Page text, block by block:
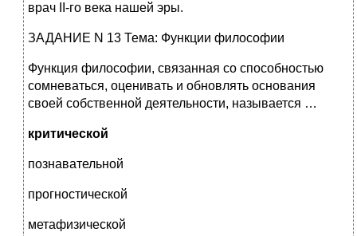
врач II-го века нашей эры.
ЗАДАНИЕ N 13 Тема: Функции философии
Функция философии, связанная со способностью
сомневаться, оценивать и обновлять основания
своей собственной деятельности, называется …
критической
познавательной
прогностической
метафизической